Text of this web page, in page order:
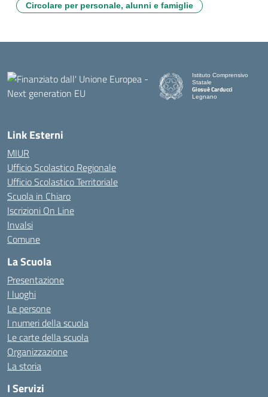
Circolare per personale, alunni e famiglie
Istituto Comprensivo
Statale
Giosuè Carducci
Legnano
Link Esterni
MIUR
Ufficio Scolastico Regionale
Ufficio Scolastico Territoriale
Scuola in Chiaro
Iscrizioni On Line
Invalsi
Comune
La Scuola
Presentazione
I luoghi
Le persone
I numeri della scuola
Le carte della scuola
Organizzazione
La storia
I Servizi